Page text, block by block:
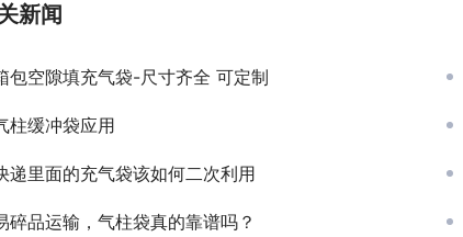
新闻
包空隙填充气袋-尺寸齐全 可定制
柱缓冲袋应用
递里面的充气袋该如何二次利用
碎品运输，气柱袋真的靠谱吗？